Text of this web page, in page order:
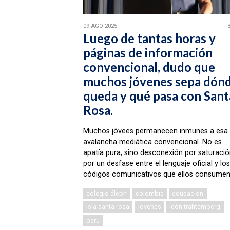
09 AGO 2025
Luego de tantas horas y
páginas de información
convencional, dudo que
muchos jóvenes sepa
queda y qué pasa con
Rosa.
Muchos jóvees permanecen inmunes a esa
avalancha mediática convencional. No es
apatía pura, sino desconexión por
por un desfase entre el lenguaje oficial y los
códigos comunicativos que ellos
colegio áleph colombia
educación
isla santa rosa
jovenes
león trahtemberg
perú